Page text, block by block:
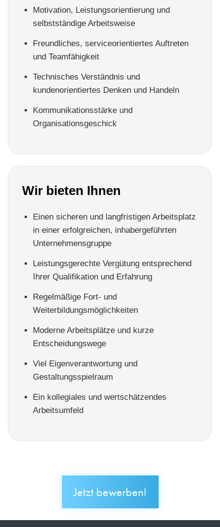
Motivation, Leistungsorientierung und
selbstständige Arbeitsweise
Freundliches, serviceorientiertes Auftreten
und Teamfähigkeit
Technisches Verständnis und
kundenorientiertes Denken und Handeln
Kommunikationsstärke und
Organisationsgeschick
Wir bieten Ihnen
Einen sicheren und langfristigen Arbeitsplatz
in einer erfolgreichen, inhabergeführten
Unternehmensgruppe
Leistungsgerechte Vergütung entsprechend
Ihrer Qualifikation und Erfahrung
Regelmäßige Fort- und
Weiterbildungsmöglichkeiten
Moderne Arbeitsplätze und kurze
Entscheidungswege
Viel Eigenverantwortung und
Gestaltungsspielraum
Ein kollegiales und wertschätzendes
Arbeitsumfeld
Jetzt bewerben!